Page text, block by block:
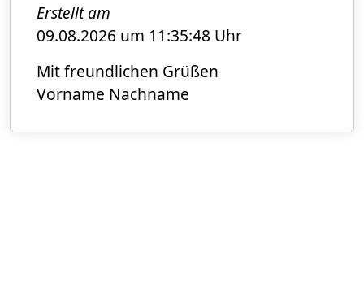
Erstellt am
09.08.2026 um 11:35:48 Uhr
Mit freundlichen Grüßen
Vorname Nachname